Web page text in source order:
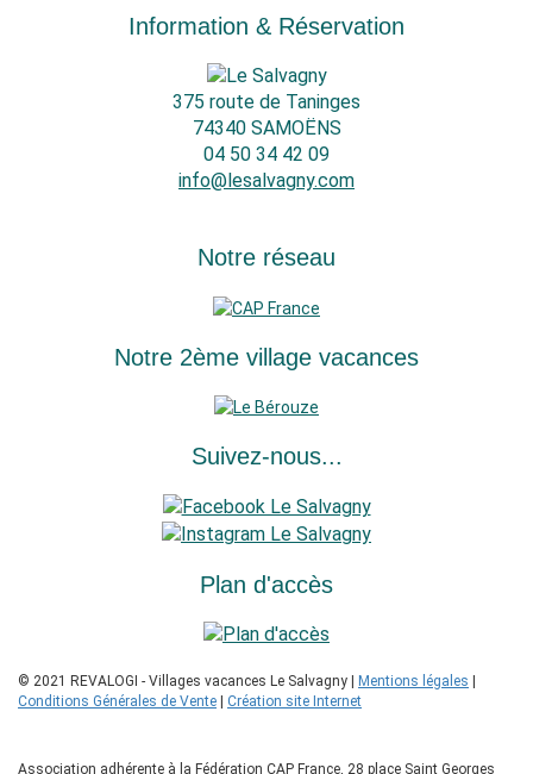
Information & Réservation
375 route de Taninges
74340 SAMOËNS
04 50 34 42 09
info@lesalvagny.com
Notre réseau
Notre 2ème village vacances
Suivez-nous...
Plan d'accès
© 2021 REVALOGI - Villages vacances Le Salvagny | Mentions légales
Conditions Générales de Vente
Création site Internet
Association adhérente à la Fédération CAP France, 28 place Saint Georges